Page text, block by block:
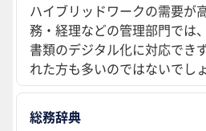
ハイブリッドワークの需要が
務・経理などの管理部門では
書類のデジタル化に対応でき
れた方も多いのではないでし
総務辞典